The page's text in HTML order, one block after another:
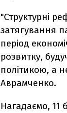
"Структурні
затягування
період
розвитку,
політикою, а
Аврамченко.
Нагадаємо, 11